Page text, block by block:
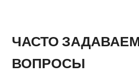
ЧАСТО
ВОПРОСЫ